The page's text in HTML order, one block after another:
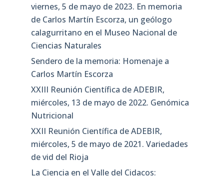
viernes, 5 de mayo de 2023. En memoria
de Carlos Martín Escorza, un geólogo
calagurritano en el Museo Nacional de
Ciencias Naturales
Sendero de la memoria: Homenaje a
Carlos Martín Escorza
XXIII Reunión Científica de ADEBIR,
miércoles, 13 de mayo de 2022. Genómica
Nutricional
XXII Reunión Científica de ADEBIR,
miércoles, 5 de mayo de 2021. Variedades
de vid del Rioja
La Ciencia en el Valle del Cidacos: